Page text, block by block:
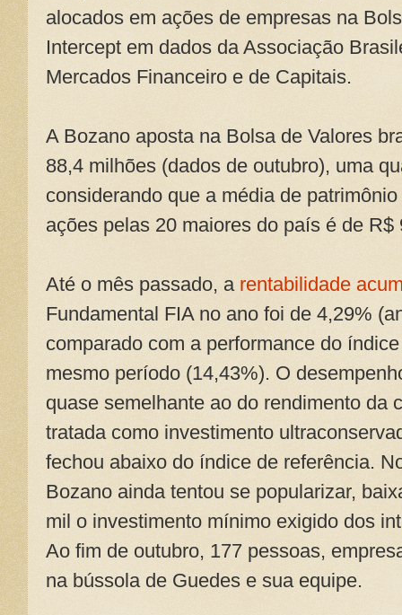
alocados em ações de empresas na
Intercept em dados da Associação
Mercados Financeiro e de Capitais.
A Bozano aposta na Bolsa de Valores
88,4 milhões (dados de outubro), uma
considerando que a média de
ações pelas 20 maiores do país é de R$
Até o mês passado, a rentabilidade
Fundamental FIA no ano foi de 4,29%
comparado com a performance do
mesmo período (14,43%). O
quase semelhante ao do rendimento da
tratada como investimento
fechou abaixo do índice de referência.
Bozano ainda tentou se popularizar,
mil o investimento mínimo exigido dos
Ao fim de outubro, 177 pessoas,
na bússola de Guedes e sua equipe.